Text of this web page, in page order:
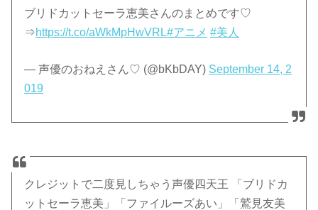
ブリドカットセーラ恵美さんのまとめです♡
⇒https://t.co/aWkMpHwVRL#アニメ #美人
— 声優のおねえさん♡ (@bKbDAY) September 14, 2
019
クレジットで二度見しちゃう声優四天王 「ブリドカ
ットセーラ恵美」「ファイルーズあい」「鷲見友美